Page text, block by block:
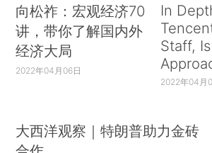
向松祚：宏观经济70
讲，带你了解国内外
经济大局
2022年04月06日
In
Staff, Is
2022年04月
大西洋观察｜特朗普助力金砖